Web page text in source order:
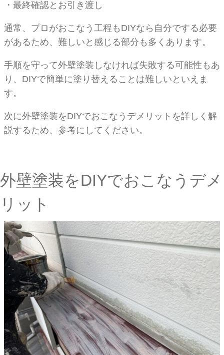
・最終確認とお引き渡し
通常、プロがおこなう工程もDIYなら自分でする必要
があるため、難しいと感じる部分も多くあります。
手順を守って外壁塗装しなければ失敗する可能性もあ
り、DIYで簡単に塗り替えることは難しいといえま
す。
次に外壁塗装をDIYでおこなうデメリットを詳しく解
説するため、参考にしてください。
外壁塗装をDIYでおこなうデメ
リット